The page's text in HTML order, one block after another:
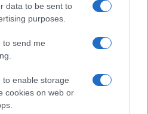
data to be sent to
purposes.
to send me
to enable storage
cookies on web or
Απορρήτου
Χρήσης
iPaideia.gr. All rights reserved.